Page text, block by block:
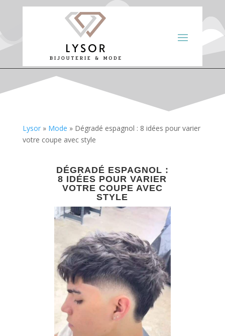
Lysor» Mode » Dégradé espagnol : 8 idées pour varier
votre coupe avec style
DÉGRADÉ ESPAGNOL :
8 IDÉES POUR VARIER
VOTRE COUPE AVEC
STYLE